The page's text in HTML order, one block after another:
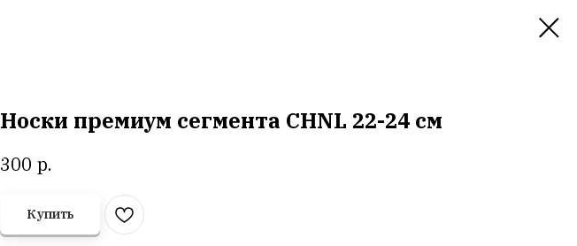
Носки премиум сегмента CHNL 22-24 см
300 р.
Купить